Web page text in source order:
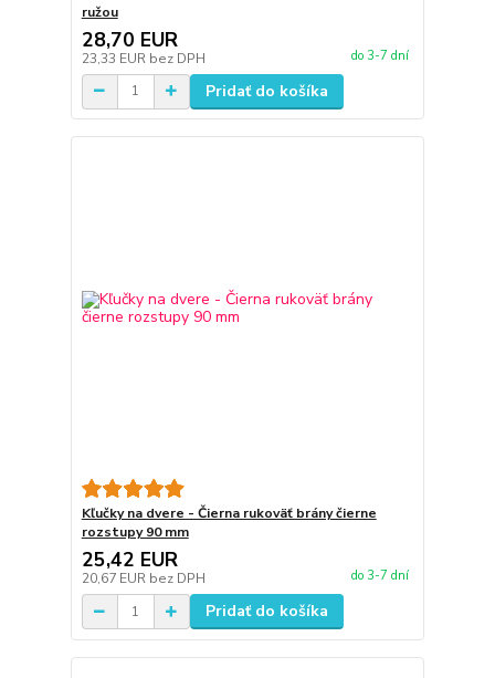
ružou
28,70 EUR
23,33 EUR bez DPH do 3-7 dní
Pridať do košíka
Kľučky na dvere - Čierna rukoväť brány čierne
rozstupy 90 mm
25,42 EUR
20,67 EUR bez DPH do 3-7 dní
Pridať do košíka